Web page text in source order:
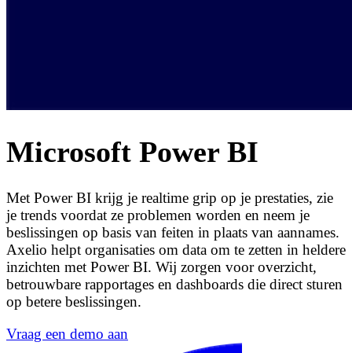
Microsoft Power BI
Met Power BI krijg je realtime grip op je prestaties, zie
je trends voordat ze problemen worden en neem je
beslissingen op basis van feiten in plaats van aannames.
Axelio helpt organisaties om data om te zetten in heldere
inzichten met Power BI. Wij zorgen voor overzicht,
betrouwbare rapportages en dashboards die direct sturen
op betere beslissingen.
Vraag een demo aan